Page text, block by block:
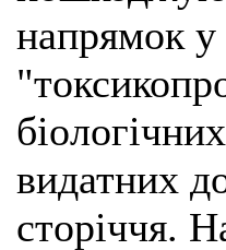
напрямок у
видатних
сторіччя.